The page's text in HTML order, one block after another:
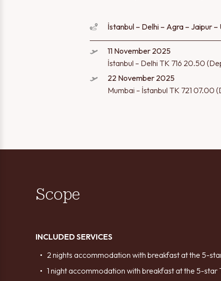
11 November 2025
İstanbul – Delhi TK 716 20.50
22 November 2025
Mumbai – İstanbul TK 721 07.00
Scope
INCLUDED SERVICES
2 nights accommodation with breakfast at the 5-
1 night accommodation with breakfast at the 5-star